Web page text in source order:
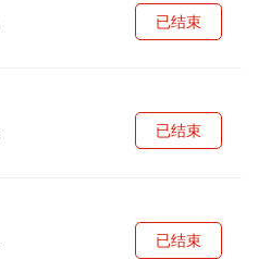
已结束
已结束
已结束